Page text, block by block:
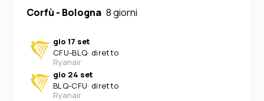
Corfù - Bologna 8 giorni
gio 17 set
CFU-BLQ· diretto
Ryanair
gio 24 set
BLQ-CFU· diretto
Ryanair